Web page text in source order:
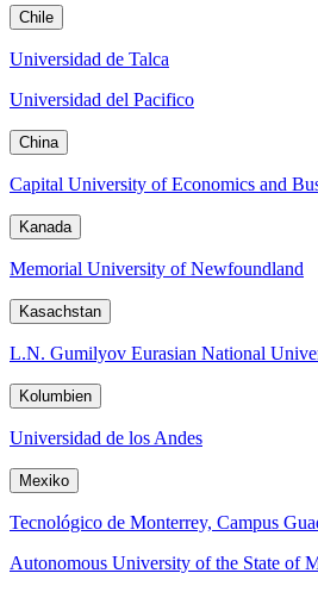
Chile
Universidad de Talca
Universidad del Pacifico
China
Capital University of Economics and
Kanada
Memorial University of Newfoundland
Kasachstan
L.N. Gumilyov Eurasian National
Kolumbien
Universidad de los Andes
Mexiko
Tecnológico de Monterrey, Campus
Autonomous University of the State of